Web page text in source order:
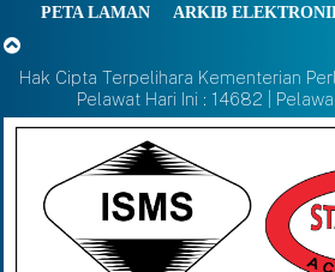
PETA LAMAN
ARKIB
Hak Cipta Terpelihara Kementerian
Pelawat Hari Ini : 14682 |